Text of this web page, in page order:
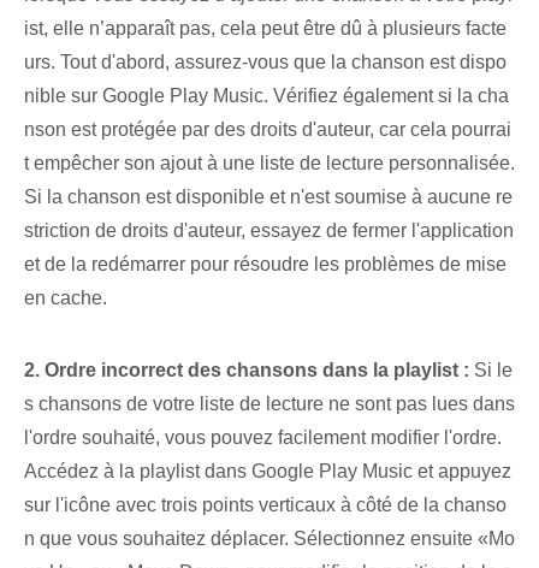
ist, elle n’apparaît pas, cela peut être dû à plusieurs facte
urs. Tout d'abord, assurez-vous que la chanson est dispo
nible sur Google Play Music. Vérifiez également si la cha
nson est protégée par des droits d'auteur, car cela pourrai
t empêcher son ajout à une liste de lecture personnalisée.
Si la chanson est disponible et n'est soumise à aucune re
striction de droits d'auteur, essayez de fermer l'application
et de la redémarrer pour résoudre les problèmes de mise
en cache.
2. Ordre incorrect des chansons dans la playlist : Si le
s chansons de votre liste de lecture ne sont pas lues dans
l'ordre souhaité, vous pouvez facilement modifier l'ordre.
Accédez à la playlist⁣ dans Google Play Music et appuyez
sur l'icône avec trois‌ points verticaux⁤ à côté de la chanso
n⁢ que vous souhaitez déplacer. Sélectionnez ensuite «Mo